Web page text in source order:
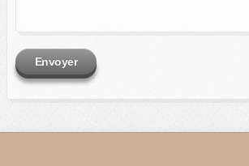
Envoyer